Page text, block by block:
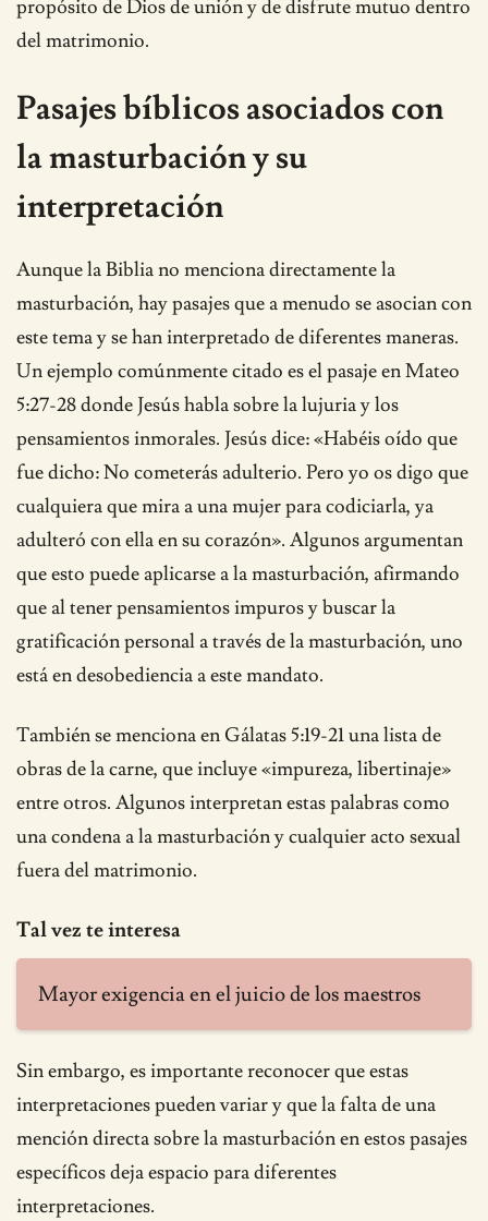
propósito de Dios de unión y de disfrute mutuo dentro
del matrimonio.
Pasajes bíblicos asociados con
la masturbación y su
interpretación
Aunque la Biblia no menciona directamente la
masturbación, hay pasajes que a menudo se asocian con
este tema y se han interpretado de diferentes maneras.
Un ejemplo comúnmente citado es el pasaje en Mateo
5:27-28 donde Jesús habla sobre la lujuria y los
pensamientos inmorales. Jesús dice: «Habéis oído que
fue dicho: No cometerás adulterio. Pero yo os digo que
cualquiera que mira a una mujer para codiciarla, ya
adulteró con ella en su corazón». Algunos argumentan
que esto puede aplicarse a la masturbación, afirmando
que al tener pensamientos impuros y buscar la
gratificación personal a través de la masturbación, uno
está en desobediencia a este mandato.
También se menciona en Gálatas 5:19-21 una lista de
obras de la carne, que incluye «impureza, libertinaje»
entre otros. Algunos interpretan estas palabras como
una condena a la masturbación y cualquier acto sexual
fuera del matrimonio.
Tal vez te interesa
Mayor exigencia en el juicio de los maestros
Sin embargo, es importante reconocer que estas
interpretaciones pueden variar y que la falta de una
mención directa sobre la masturbación en estos pasajes
específicos deja espacio para diferentes
interpretaciones.